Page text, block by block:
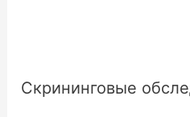
Скрининговые